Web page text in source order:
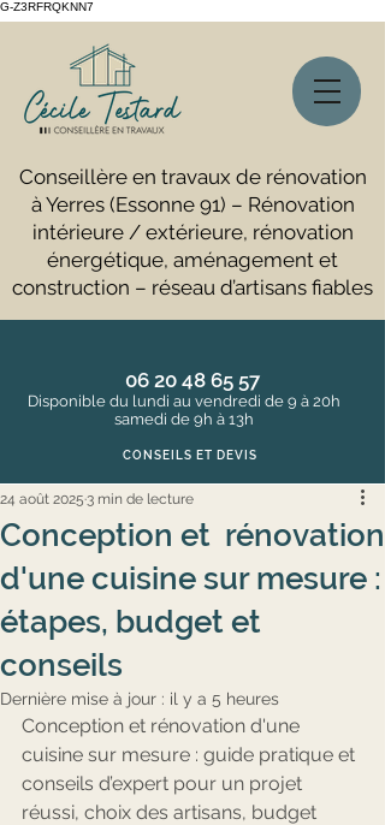
G-Z3RFRQKNN7
Conseillère en travaux de rénovation
à Yerres (Essonne 91) – Rénovation
intérieure / extérieure, rénovation
énergétique, aménagement et
construction – réseau d’artisans fiables
06 20 48 65 57
Disponible du lundi au vendredi de 9 à 20h
samedi de 9h à 13h
CONSEILS ET DEVIS
Conception et rénovation
d'une cuisine sur mesure :
étapes, budget et
conseils
24 août 2025 3 min de lecture
Dernière mise à jour : il y a 5 heures
Conception et rénovation d'une
cuisine sur mesure : guide pratique et
conseils d’expert pour un projet
réussi, choix des artisans, budget